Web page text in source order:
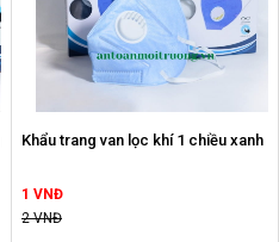
Khẩu trang van lọc khí 1 chiều xanh
1 VNĐ
2 VNĐ